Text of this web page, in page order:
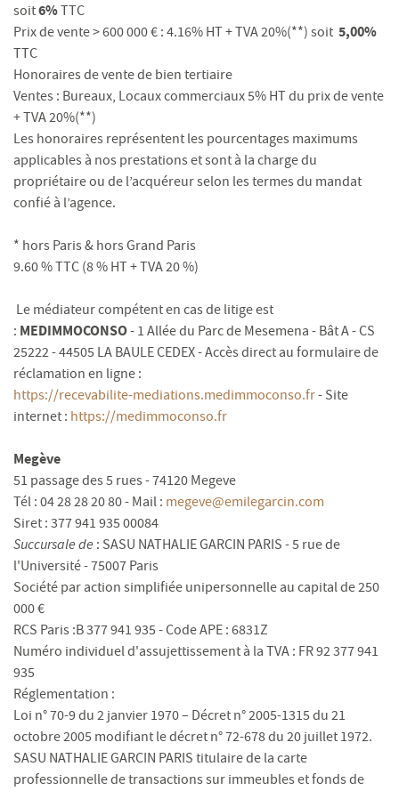
soit6%TTC
Prix de vente > 600 000 € : 4.16% HT + TVA 20%(**) soit 5,00%
TTC
Honoraires de vente de bien tertiaire
Ventes : Bureaux, Locaux commerciaux 5% HT du prix de vente
+ TVA 20%(**)
Les honoraires représentent les pourcentages maximums
applicables à nos prestations et sont à la charge du
propriétaire ou de l’acquéreur selon les termes du mandat
confié à l’agence.
* hors Paris & hors Grand Paris
9.60 % TTC (8 % HT + TVA 20 %)
Le médiateur compétent en cas de litige est
: MEDIMMOCONSO- 1 Allée du Parc de Mesemena - Bât A - CS
25222 - 44505 LA BAULE CEDEX - Accès direct au formulaire de
réclamation en ligne :
https://recevabilite-mediations.medimmoconso.fr- Site
internet : https://medimmoconso.fr
Megève
51 passage des 5 rues - 74120 Megeve
Tél : 04 28 28 20 80 - Mail : megeve@emilegarcin.com
Siret : 377 941 935 00084
Succursale de : SASU NATHALIE GARCIN PARIS - 5 rue de
l'Université - 75007 Paris
Société par action simplifiée unipersonnelle au capital de 250
000 €
RCS Paris :B 377 941 935 - Code APE : 6831Z
Numéro individuel d'assujettissement à la TVA : FR 92 377 941
935
Réglementation :
Loi n° 70-9 du 2 janvier 1970 – Décret n° 2005-1315 du 21
octobre 2005 modifiant le décret n° 72-678 du 20 juillet 1972.
SASU NATHALIE GARCIN PARIS titulaire de la carte
professionnelle de transactions sur immeubles et fonds de